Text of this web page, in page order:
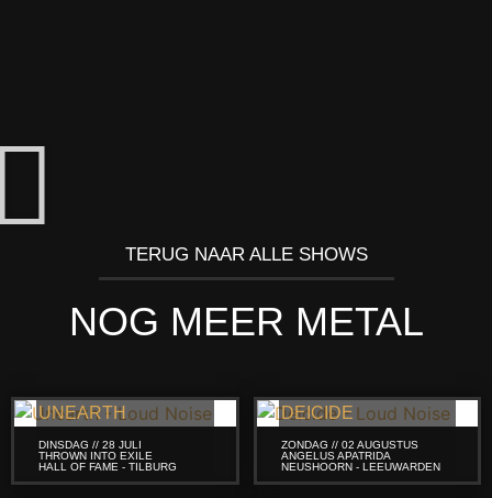
TERUG NAAR ALLE SHOWS
NOG MEER METAL
UNEARTH
DINSDAG // 28 JULI
THROWN INTO EXILE
HALL OF FAME - TILBURG
DEICIDE
ZONDAG // 02 AUGUSTUS
ANGELUS APATRIDA
NEUSHOORN - LEEUWARDEN